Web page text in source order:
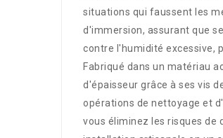
situations qui faussent les
d'immersion, assurant que
contre l'humidité excessive,
Fabriqué dans un matériau
d'épaisseur grâce à ses vis
opérations de nettoyage et
vous éliminez les risques